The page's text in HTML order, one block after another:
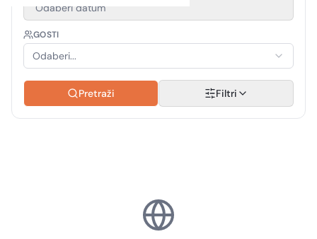
Odaberi datum
GOSTI
Odaberi...
Pretraži Filtri